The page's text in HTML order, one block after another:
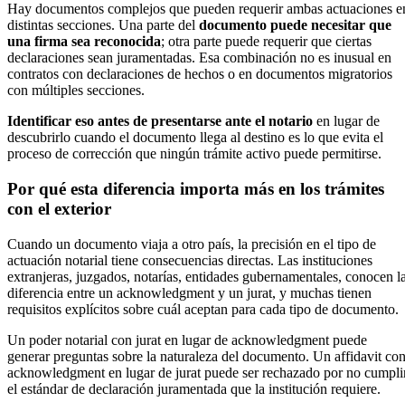
Hay documentos complejos que pueden requerir ambas actuaciones
distintas secciones. Una parte del documento puede necesitar que
una firma sea reconocida; otra parte puede requerir que ciertas
declaraciones sean juramentadas. Esa combinación no es inusual en
contratos con declaraciones de hechos o en documentos migratorios
con múltiples secciones.
Identificar eso antes de presentarse ante el notario en lugar de
descubrirlo cuando el documento llega al destino es lo que evita el
proceso de corrección que ningún trámite activo puede permitirse.
Por qué esta diferencia importa más en los trámites
con el exterior
Cuando un documento viaja a otro país, la precisión en el tipo de
actuación notarial tiene consecuencias directas. Las instituciones
extranjeras, juzgados, notarías, entidades gubernamentales, conocen
diferencia entre un acknowledgment y un jurat, y muchas tienen
requisitos explícitos sobre cuál aceptan para cada tipo de documento.
Un poder notarial con jurat en lugar de acknowledgment puede
generar preguntas sobre la naturaleza del documento. Un affidavit con
acknowledgment en lugar de jurat puede ser rechazado por no
el estándar de declaración juramentada que la institución requiere.